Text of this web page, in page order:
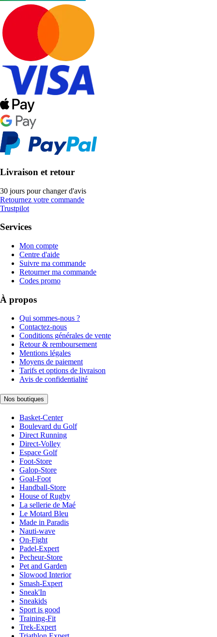
Livraison et retour
30 jours pour changer d'avis
Retournez votre commande
Trustpilot
Services
Mon compte
Centre d'aide
Suivre ma commande
Retourner ma commande
Codes promo
À propos
Qui sommes-nous ?
Contactez-nous
Conditions générales de vente
Retour & remboursement
Mentions légales
Moyens de paiement
Tarifs et options de livraison
Avis de confidentialité
Nos boutiques
Basket-Center
Boulevard du Golf
Direct Running
Direct-Volley
Espace Golf
Foot-Store
Galop-Store
Goal-Foot
Handball-Store
House of Rugby
La sellerie de Maé
Le Motard Bleu
Made in Paradis
Nauti-wave
On-Fight
Padel-Expert
Pecheur-Store
Pet and Garden
Slowood Interior
Smash-Expert
Sneak'In
Sneakids
Sport is good
Training-Fit
Trek-Expert